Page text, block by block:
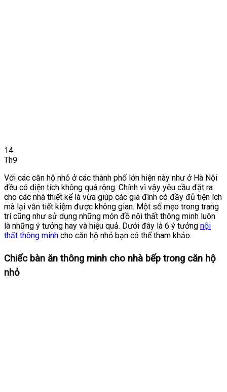
14
Th9
Với các căn hộ nhỏ ở các thành phố lớn hiện này như ở Hà Nội
đều có diện tích không quá rộng. Chính vì vậy yêu cầu đặt ra
cho các nhà thiết kế là vừa giúp các gia đình có đầy đủ tiện ích
mà lại vẫn tiết kiệm được không gian. Một số mẹo trong trang
trí cũng như sử dụng những món đồ nội thất thông minh luôn
là những ý tưởng hay và hiệu quả. Dưới đây là 6 ý tưởng nội
thất thông minh cho căn hộ nhỏ bạn có thể tham khảo.
Chiếc bàn ăn thông minh cho nhà bếp trong căn hộ
nhỏ